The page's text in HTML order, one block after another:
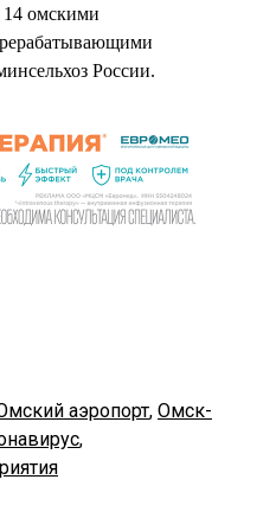
14 омскими
России.
аэропорт, Омск-
,